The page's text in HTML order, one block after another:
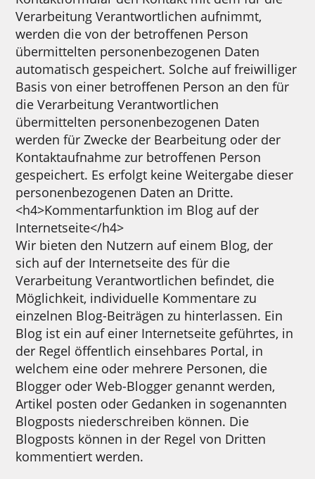
Verarbeitung Verantwortlichen aufnimmt,
werden die von der betroffenen Person
übermittelten personenbezogenen Daten
automatisch gespeichert. Solche auf freiwilliger
Basis von einer betroffenen Person an den für
die Verarbeitung Verantwortlichen
übermittelten personenbezogenen Daten
werden für Zwecke der Bearbeitung oder der
Kontaktaufnahme zur betroffenen Person
gespeichert. Es erfolgt keine Weitergabe dieser
personenbezogenen Daten an Dritte.
<h4>Kommentarfunktion im Blog auf der
Internetseite</h4>
Wir bieten den Nutzern auf einem Blog, der
sich auf der Internetseite des für die
Verarbeitung Verantwortlichen befindet, die
Möglichkeit, individuelle Kommentare zu
einzelnen Blog-Beiträgen zu hinterlassen. Ein
Blog ist ein auf einer Internetseite geführtes, in
der Regel öffentlich einsehbares Portal, in
welchem eine oder mehrere Personen, die
Blogger oder Web-Blogger genannt werden,
Artikel posten oder Gedanken in sogenannten
Blogposts niederschreiben können. Die
Blogposts können in der Regel von Dritten
kommentiert werden.